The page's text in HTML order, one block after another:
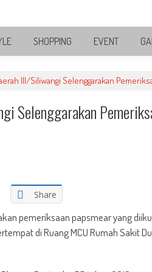
SHOPPING EVENT
III/Siliwangi Selenggarakan
Selenggarakan
Share
pemeriksaan papsmear yang
di Ruang MCU Rumah Sakit